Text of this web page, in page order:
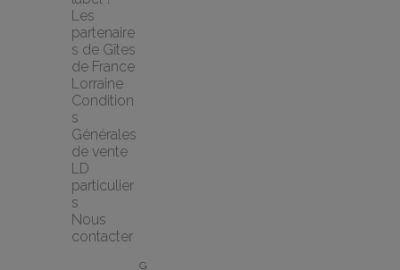
Les
partenaire
s de Gîtes
de France
Lorraine
Condition
s
Générales
de vente
LD
particulier
s
Nous
contacter
G